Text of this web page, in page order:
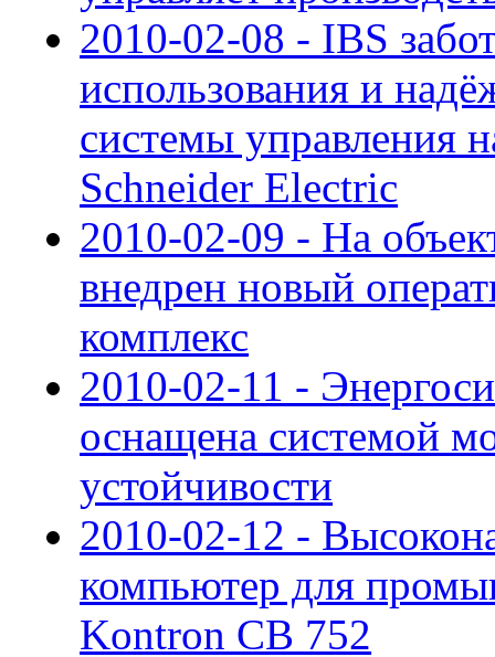
2010-02-08 - IBS
использования и
системы управления
Schneider Electric
2010-02-09 - На
внедрен новый
комплекс
2010-02-11 -
оснащена системой
устойчивости
2010-02-12 -
компьютер для
Kontron CB 752